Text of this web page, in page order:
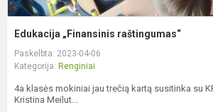
Edukacija „Finansinis raštingumas“
Paskelbta: 2023-04-06
Kategorija: Renginiai
4a klasės mokiniai jau trečią kartą susitinka su
Kristina Meilut...